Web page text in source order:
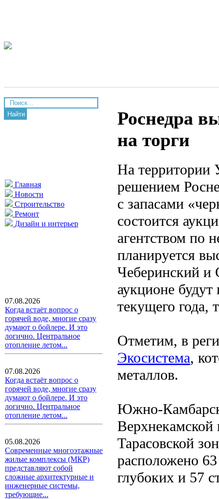
Найти
Главная
Новости
Строительство
Ремонт
Дизайн и интерьер
07.08.2026
Когда встаёт вопрос о
горячей воде, многие сразу
думают о бойлере. И это
логично. Центральное
отопление летом...
07.08.2026
Когда встаёт вопрос о
горячей воде, многие сразу
думают о бойлере. И это
логично. Центральное
отопление летом...
05.08.2026
Современные многоэтажные
жилые комплексы (МКР)
представляют собой
сложные архитектурные и
инженерные системы,
требующие...
Роснедра
на торги
На территории
решением
с запасами
состоится
агентством по
планируется
Чеберинский и
аукционе
текущего года,
Отметим, в
Экосистема,
металлов.
Южно-
Верхнекамской
Тарасовской
расположено
глубоких и 57